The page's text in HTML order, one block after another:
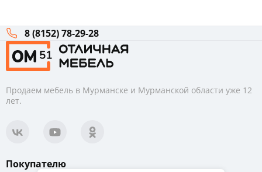
8 (8152) 78-29-28
Продаем мебель в Мурманске и Мурманской области уже 12
лет.
Покупателю